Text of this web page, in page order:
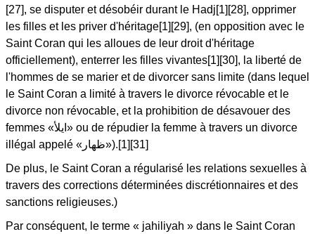
[27], se disputer et désobéir durant le Hadj[1][28], opprimer
les filles et les priver d'héritage[1][29], (en opposition avec le
Saint Coran qui les alloues de leur droit d'héritage
officiellement), enterrer les filles vivantes[1][30], la liberté de
l'hommes de se marier et de divorcer sans limite (dans lequel
le Saint Coran a limité à travers le divorce révocable et le
divorce non révocable, et la prohibition de désavouer des
femmes «ايلأ» ou de répudier la femme à travers un divorce
illégal appelé «ظهار»).[1][31]
De plus, le Saint Coran a régularisé les relations sexuelles à
travers des corrections déterminées discrétionnaires et des
sanctions religieuses.)
Par conséquent, le terme « jahiliyah » dans le Saint Coran